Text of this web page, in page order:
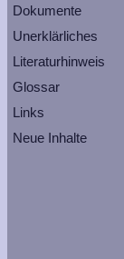
Dokumente
Unerklärliches
Literaturhinweis
Glossar
Links
Neue Inhalte